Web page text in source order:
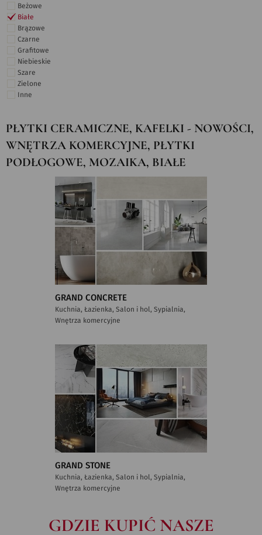
Beżowe
Białe
Brązowe
Czarne
Grafitowe
Niebieskie
Szare
Zielone
Inne
PŁYTKI CERAMICZNE, KAFELKI - NOWOŚCI,
WNĘTRZA KOMERCYJNE, PŁYTKI
PODŁOGOWE, MOZAIKA, BIAŁE
GRAND CONCRETE
Kuchnia, Łazienka, Salon i hol, Sypialnia,
Wnętrza komercyjne
GRAND STONE
Kuchnia, Łazienka, Salon i hol, Sypialnia,
Wnętrza komercyjne
GDZIE KUPIĆ NASZE